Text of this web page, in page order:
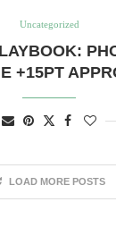
Uncategorized
+15PT
LOAD MORE POSTS